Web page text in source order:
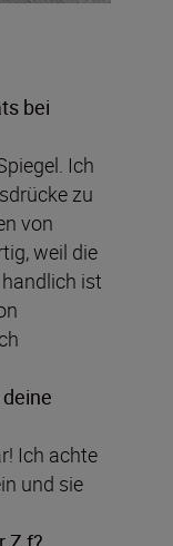
bei
Ich
zu
von
weil die
ist
Ich achte
und sie